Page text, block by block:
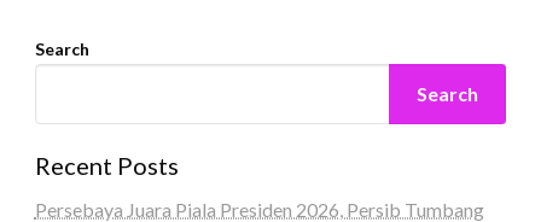
Search
Search
Recent Posts
Persebaya Juara Piala Presiden 2026, Persib Tumbang